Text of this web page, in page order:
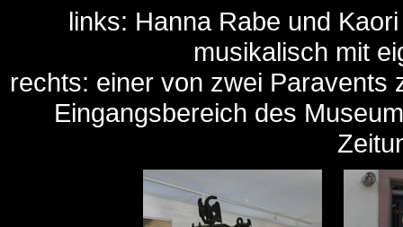
links: Hanna Rabe und
musikalisch mit
rechts: einer von zwei Paravents
Eingangsbereich des